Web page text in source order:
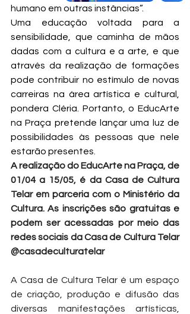
humano em outras instâncias”.
Uma educação voltada para a
sensibilidade, que caminha de mãos
dadas com a cultura e a arte, e que
através da realização de formações
pode contribuir no estímulo de novas
carreiras na área artística e cultural,
pondera Cléria. Portanto, o EducArte
na Praça pretende lançar uma luz de
possibilidades às pessoas que nele
estarão presentes.
A realização do EducArte na Praça, de
01/04 a 15/05, é da Casa de Cultura
Telar em parceria com o Ministério da
Cultura. As inscrições são gratuitas e
podem ser acessadas por meio das
redes sociais da Casa de Cultura Telar
@casadeculturatelar
A Casa de Cultura Telar é um espaço
de criação, produção e difusão das
diversas manifestações artísticas,